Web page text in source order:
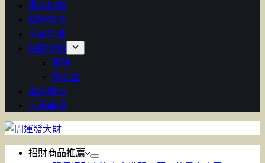
風水植物
植物特性
水晶能量
招財小物
貔貅
聚寶盆
風水佈局
注意事項
招財商品推薦